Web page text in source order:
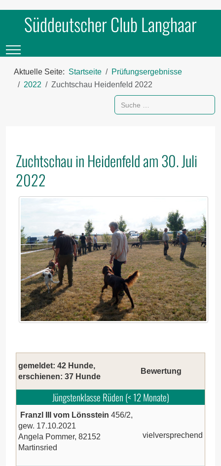
Süddeutscher Club Langhaar
Mobile Menu Toggle
Aktuelle Seite: Startseite
Prüfungsergebnisse
2022
Zuchtschau Heidenfeld 2022
Suchen
Zuchtschau in Heidenfeld am 30. Juli
2022
gemeldet: 42 Hunde,
erschienen: 37 Hunde
Bewertung
Jüngstenklasse Rüden (< 12 Monate)
Franzl III vom Lönsstein 456/2,
gew. 17.10.2021
Angela Pommer, 82152
Martinsried
vielversprechend